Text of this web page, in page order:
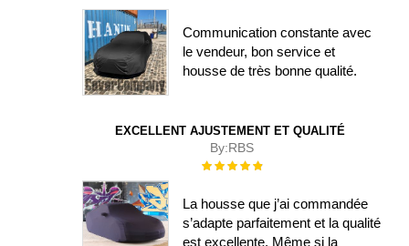
Communication constante avec
le vendeur, bon service et
housse de très bonne qualité.
EXCELLENT AJUSTEMENT ET QUALITÉ
By:RBS
Évaluation :
La housse que j’ai commandée
s’adapte parfaitement et la qualité
est excellente. Même si la